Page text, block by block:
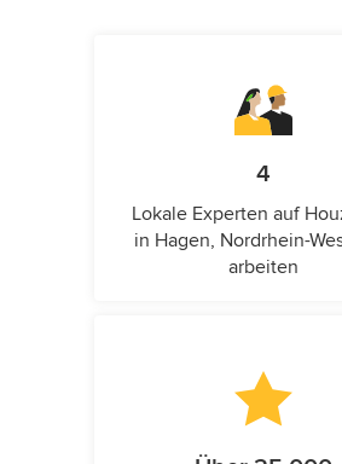
4
Lokale Experten auf
in Hagen, Nordrhein-
arbeiten